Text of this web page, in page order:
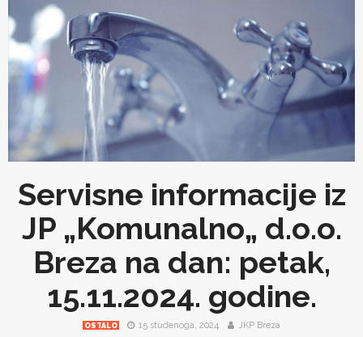
Servisne informacije iz
JP „Komunalno„ d.o.o.
Breza na dan: petak,
15.11.2024. godine.
OSTALO 15 studenoga, 2024 JKP Breza